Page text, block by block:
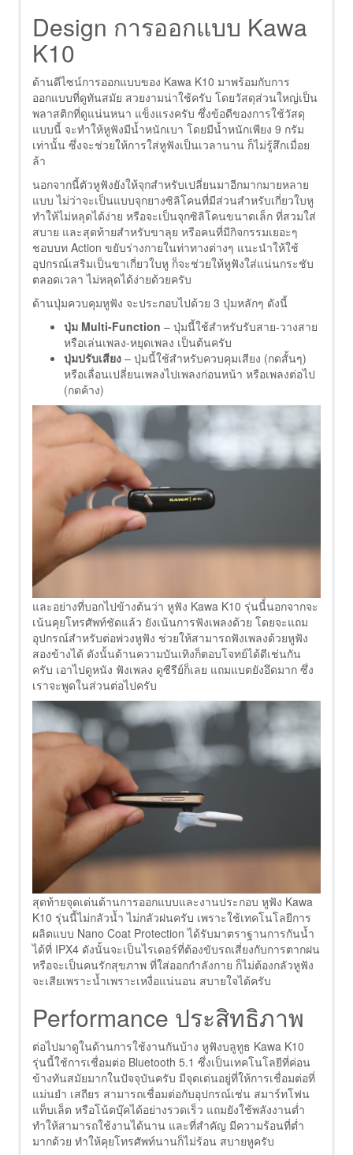
Design การออกแบบ Kawa
K10
ด้านดีไซน์การออกแบบของ Kawa K10 มาพร้อมกับการ
ออกแบบที่ดูทันสมัย สวยงามน่าใช้ครับ โดยวัสดุส่วนใหญ่เป็น
พลาสติกที่ดูแน่นหนา แข็งแรงครับ ซึ่งข้อดีของการใช้วัสดุ
แบบนี้ จะทำให้หูฟังมีน้ำหนักเบา โดยมีน้ำหนักเพียง 9 กรัม
เท่านั้น ซึ่งจะช่วยให้การใส่หูฟังเป็นเวลานาน ก็ไม่รู้สึกเมื่อย
ล้า
นอกจากนี้ตัวหูฟังยังให้จุกสำหรับเปลี่ยนมาอีกมากมายหลาย
แบบ ไม่ว่าจะเป็นแบบจุกยางซิลิโคนที่มีส่วนสำหรับเกี่ยวใบหู
ทำให้ไม่หลุดได้ง่าย หรือจะเป็นจุกซิลิโคนขนาดเล็ก ที่สวมใส่
สบาย และสุดท้ายสำหรับขาลุย หรือคนที่มีกิจกรรมเยอะๆ
ชอบบท Action ขยับร่างกายในท่าทางต่างๆ แนะนำให้ใช้
อุปกรณ์เสริมเป็นขาเกี่ยวใบหู ก็จะช่วยให้หูฟังใส่แน่นกระชับ
ตลอดเวลา ไม่หลุดได้ง่ายด้วยครับ
ด้านปุ่มควบคุมหูฟัง จะประกอบไปด้วย 3 ปุ่มหลักๆ ดังนี้
ปุ่ม Multi-Function – ปุ่มนี้ใช้สำหรับรับสาย-วางสาย
หรือเล่นเพลง-หยุดเพลง เป็นต้นครับ
ปุ่มปรับเสียง – ปุ่มนี้ใช้สำหรับควบคุมเสียง (กดสั้นๆ)
หรือเลื่อนเปลี่ยนเพลงไปเพลงก่อนหน้า หรือเพลงต่อไป
(กดค้าง)
และอย่างที่บอกไปข้างต้นว่า หูฟัง Kawa K10 รุ่นนี้่นอกจากจะ
เน้นคุยโทรศัพท์ชัดแล้ว ยังเน้นการฟังเพลงด้วย โดยจะแถม
อุปกรณ์สำหรับต่อพ่วงหูฟัง ช่วยให้สามารถฟังเพลงด้วยหูฟัง
สองข้างได้ ดังนั้นด้านความบันเทิงก็ตอบโจทย์ได้ดีเช่นกัน
ครับ เอาไปดูหนัง ฟังเพลง ดูซีรีย์ก็เลย แถมแบตยังอึดมาก ซึ่ง
เราจะพูดในส่วนต่อไปครับ
สุดท้ายจุดเด่นด้านการออกแบบและงานประกอบ หูฟัง Kawa
K10 รุ่นนี้ไม่กลัวน้ำ ไม่กลัวฝนครับ เพราะใช้เทคโนโลยีการ
ผลิตแบบ Nano Coat Protection ได้รับมาตราฐานการกันน้ำ
ได้ที่ IPX4 ดังนั้นจะเป็นไรเดอร์ที่ต้องขับรถเสี่ยงกับการตากฝน
หรือจะเป็นคนรักสุขภาพ ที่ใส่ออกกำลังกาย ก็ไม่ต้องกลัวหูฟัง
จะเสียเพราะน้ำเพราะเหงื่อแน่นอน สบายใจได้ครับ
Performance ประสิทธิภาพ
ต่อไปมาดูในด้านการใช้งานกันบ้าง หูฟังบลูทูธ Kawa K10
รุ่นนี้ใช้การเชื่อมต่อ Bluetooth 5.1 ซึ่งเป็นเทคโนโลยีที่ค่อน
ข้างทันสมัยมากในปัจจุบันครับ มีจุดเด่นอยู่ที่ให้การเชื่อมต่อที่
แม่นยำ เสถียร สามารถเชื่อมต่อกับอุปกรณ์เช่น สมาร์ทโฟน
แท็บเล็ต หรือโน้ตบุ๊คได้อย่างรวดเร็ว แถมยังใช้พลังงานต่ำ
ทำให้สามารถใช้งานได้นาน และที่สำคัญ มีความร้อนที่ต่ำ
มากด้วย ทำให้คุยโทรศัพท์นานก็ไม่ร้อน สบายหูครับ